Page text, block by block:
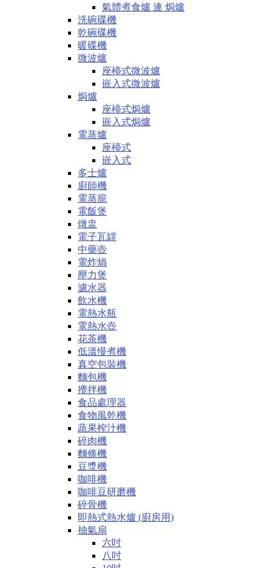
氣體煮食爐 連 焗爐
洗碗碟機
乾碗碟機
暖碟機
微波爐
座檯式微波爐
嵌入式微波爐
焗爐
座檯式焗爐
嵌入式焗爐
電蒸爐
座檯式
嵌入式
多士爐
廚師機
電蒸籠
電飯煲
燉盅
電子瓦罉
中藥壺
電炸煱
壓力煲
濾水器
飲水機
電熱水瓶
電熱水壺
花茶機
低溫慢煮機
真空包裝機
麵包機
攪拌機
食品處理器
食物風乾機
蔬果榨汁機
碎肉機
麵條機
豆漿機
咖啡機
咖啡豆研磨機
碎骨機
即熱式熱水爐 (廚房用)
抽氣扇
六吋
八吋